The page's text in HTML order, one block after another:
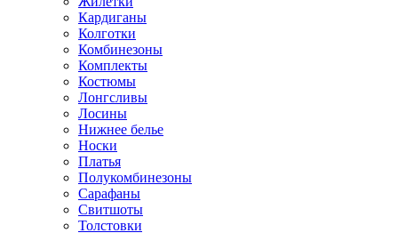
Кардиганы
Колготки
Комбинезоны
Комплекты
Костюмы
Лонгсливы
Лосины
Нижнее белье
Носки
Платья
Полукомбинезоны
Сарафаны
Свитшоты
Толстовки